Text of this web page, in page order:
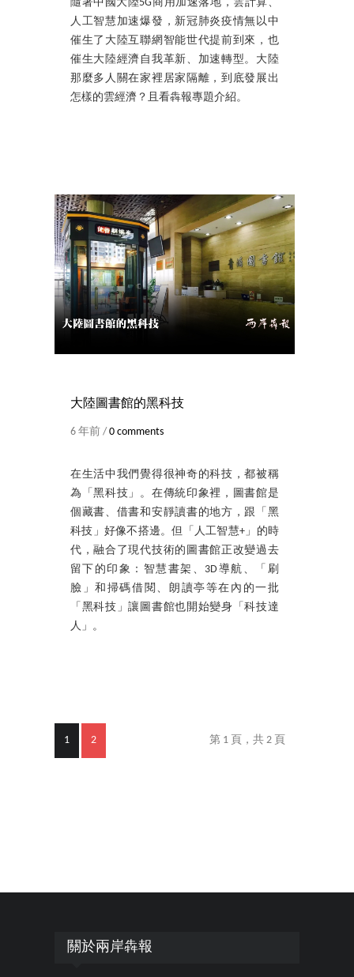
隨著中國大陸5G商用加速落地，雲計算、
人工智慧加速爆發，新冠肺炎疫情無以中
催生了大陸互聯網智能世代提前到來，也
催生大陸經濟自我革新、加速轉型。大陸
那麼多人關在家裡居家隔離，到底發展出
怎樣的雲經濟？且看犇報專題介紹。
大陸圖書館的黑科技
6 年前 / 0 comments
在生活中我們覺得很神奇的科技，都被稱
為「黑科技」。在傳統印象裡，圖書館是
個藏書、借書和安靜讀書的地方，跟「黑
科技」好像不搭邊。但「人工智慧+」的時
代，融合了現代技術的圖書館正改變過去
留下的印象：智慧書架、3D導航、「刷
臉」和掃碼借閱、朗讀亭等在內的一批
「黑科技」讓圖書館也開始變身「科技達
人」。
1 2 第 1 頁，共 2 頁
關於兩岸犇報